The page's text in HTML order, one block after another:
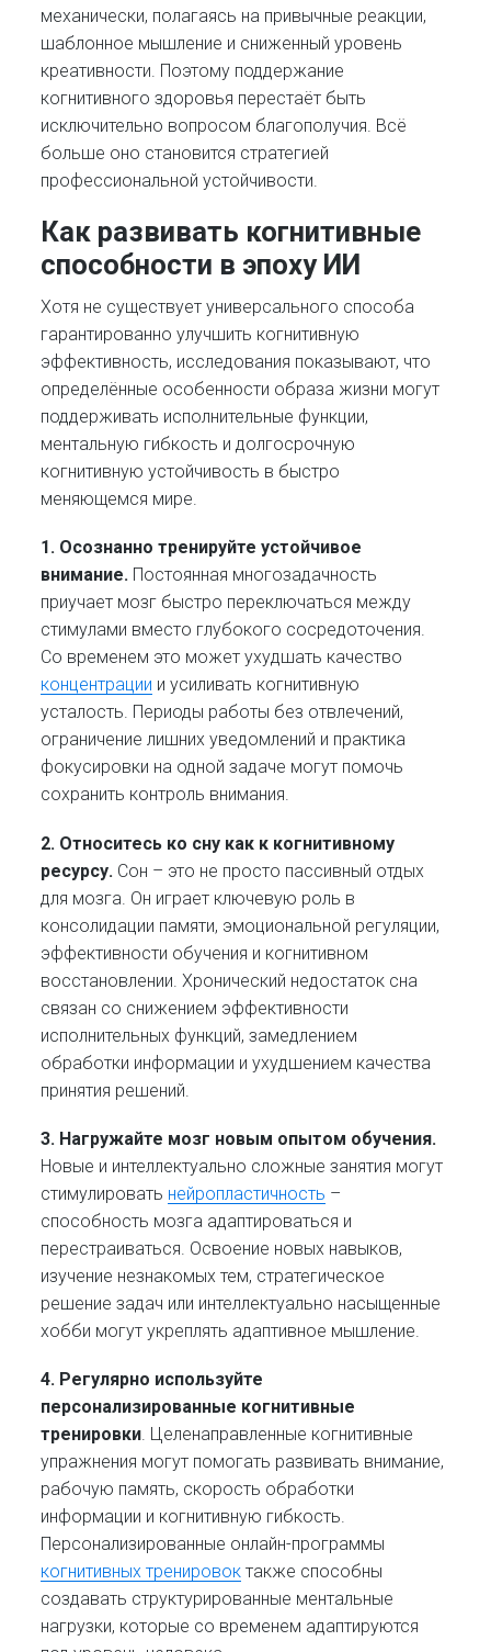
механически, полагаясь на привычные реакции,
шаблонное мышление и сниженный уровень
креативности. Поэтому поддержание
когнитивного здоровья перестаёт быть
исключительно вопросом благополучия. Всё
больше оно становится стратегией
профессиональной устойчивости.
Как развивать когнитивные
способности в эпоху ИИ
Хотя не существует универсального способа
гарантированно улучшить когнитивную
эффективность, исследования показывают, что
определённые особенности образа жизни могут
поддерживать исполнительные функции,
ментальную гибкость и долгосрочную
когнитивную устойчивость в быстро
меняющемся мире.
1. Осознанно тренируйте устойчивое
внимание. Постоянная многозадачность
приучает мозг быстро переключаться между
стимулами вместо глубокого сосредоточения.
Со временем это может ухудшать качество
концентрации и усиливать когнитивную
усталость. Периоды работы без отвлечений,
ограничение лишних уведомлений и практика
фокусировки на одной задаче могут помочь
сохранить контроль внимания.
2. Относитесь ко сну как к когнитивному
ресурсу. Сон – это не просто пассивный отдых
для мозга. Он играет ключевую роль в
консолидации памяти, эмоциональной регуляции,
эффективности обучения и когнитивном
восстановлении. Хронический недостаток сна
связан со снижением эффективности
исполнительных функций, замедлением
обработки информации и ухудшением качества
принятия решений.
3. Нагружайте мозг новым опытом обучения.
Новые и интеллектуально сложные занятия могут
стимулировать нейропластичность –
способность мозга адаптироваться и
перестраиваться. Освоение новых навыков,
изучение незнакомых тем, стратегическое
решение задач или интеллектуально насыщенные
хобби могут укреплять адаптивное мышление.
4. Регулярно используйте
персонализированные когнитивные
тренировки. Целенаправленные когнитивные
упражнения могут помогать развивать внимание,
рабочую память, скорость обработки
информации и когнитивную гибкость.
Персонализированные онлайн-программы
когнитивных тренировок также способны
создавать структурированные ментальные
нагрузки, которые со временем адаптируются